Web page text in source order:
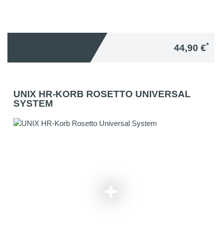
44,90 €*
UNIX HR-KORB ROSETTO UNIVERSAL
SYSTEM